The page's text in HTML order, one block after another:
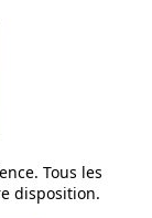
Tous les
disposition.